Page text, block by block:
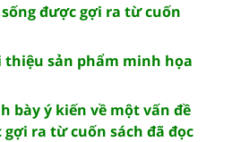
được gợi ra từ cuốn
thiệu sản phẩm minh họa
bày ý kiến về một vấn đề
ra từ cuốn sách đã đọc